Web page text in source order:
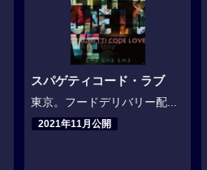
スパゲティコード・ラブ
東京。フードデリバリー配...
2021年11月公開